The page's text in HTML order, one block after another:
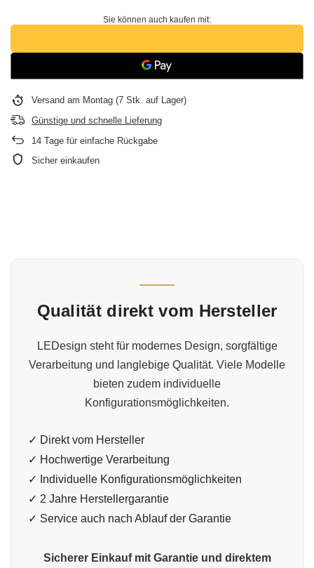
Sie können auch kaufen mit:
Versand am Montag (7 Stk. auf Lager)
Günstige und schnelle Lieferung
14 Tage für einfache Rückgabe
Sicher einkaufen
Qualität direkt vom Hersteller
LEDesign steht für modernes Design, sorgfältige
Verarbeitung und langlebige Qualität. Viele Modelle
bieten zudem individuelle
Konfigurationsmöglichkeiten.
✓ Direkt vom Hersteller
✓ Hochwertige Verarbeitung
✓ Individuelle Konfigurationsmöglichkeiten
✓ 2 Jahre Herstellergarantie
✓ Service auch nach Ablauf der Garantie
Sicherer Einkauf mit Garantie und direktem